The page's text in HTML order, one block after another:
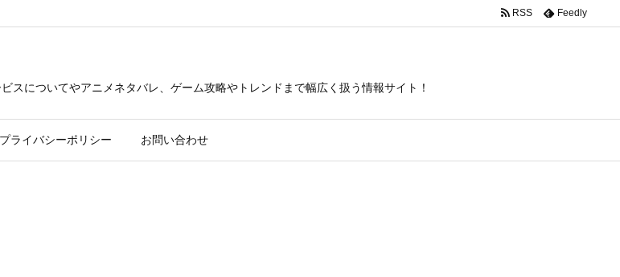
についてやアニメネタバレ、ゲーム攻略やトレンドまで幅広く扱う情報サイト！
プライバシーポリシー お問い合わせ
RSS Feedly